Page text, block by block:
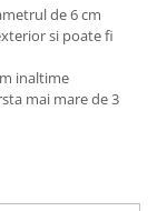
de 6 cm
si poate fi
inaltime
mai mare de 3